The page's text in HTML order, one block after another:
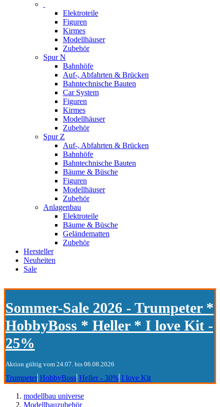
Elektroteile
Figuren
Kirmes
Modellhäuser
Zubehör
Spur N
Bahnhöfe
Auf-, Abfahrten & Brücken
Bahntechnische Bauten
Car System
Figuren
Kirmes
Modellhäuser
Zubehör
Spur Z
Auf-, Abfahrten & Brücken
Bahnhöfe
Bahntechnische Bauten
Bäume & Büsche
Figuren
Modellhäuser
Zubehör
Anlagenbau
Elektroteile
Bäume & Büsche
Geländematten
Zubehör
Hersteller
Neuheiten
Sale
Sommer-Sale 2026 - Trumpeter *
HobbyBoss * Heller * I love Kit -
25%
Aktion gültig vom 24.07. bis 06.08.2026
Trumpeter HobbyBoss Heller - 30% I love Kit
modellbau universe
Modellbauzubehör